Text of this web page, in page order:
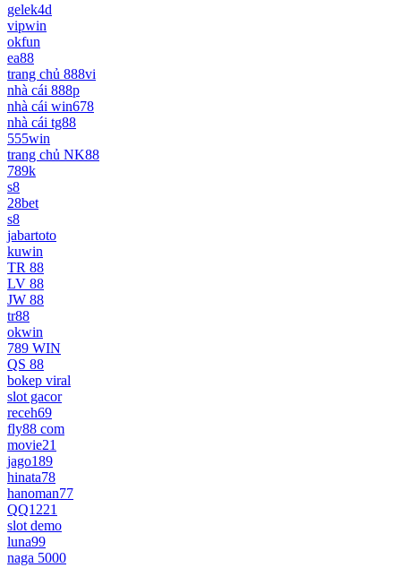
gelek4d
vipwin
okfun
ea88
trang chủ 888vi
nhà cái 888p
nhà cái win678
nhà cái tg88
555win
trang chủ NK88
789k
s8
28bet
s8
jabartoto
kuwin
TR 88
LV 88
JW 88
tr88
okwin
789 WIN
QS 88
bokep viral
slot gacor
receh69
fly88 com
movie21
jago189
hinata78
hanoman77
QQ1221
slot demo
luna99
naga 5000